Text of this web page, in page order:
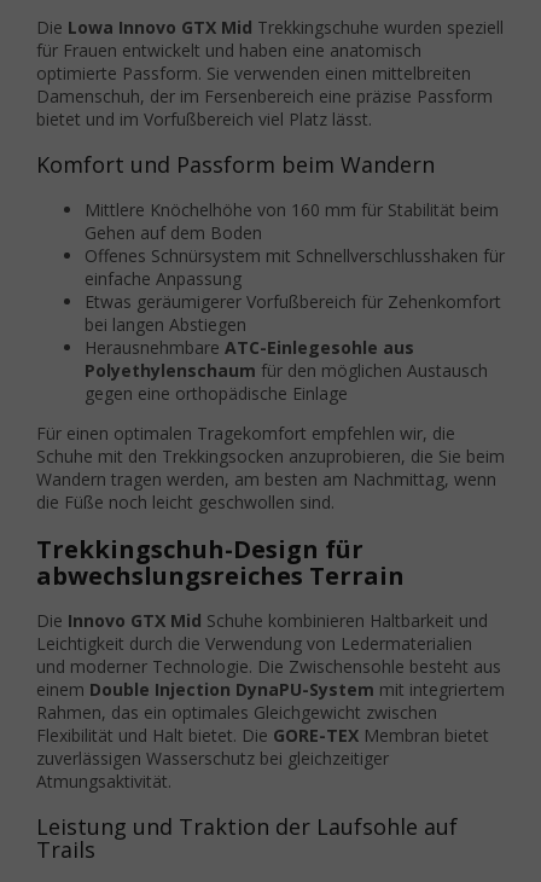
Die Lowa Innovo GTX Mid Trekkingschuhe wurden speziell
für Frauen entwickelt und haben eine anatomisch
optimierte Passform. Sie verwenden einen mittelbreiten
Damenschuh, der im Fersenbereich eine präzise Passform
bietet und im Vorfußbereich viel Platz lässt.
Komfort und Passform beim Wandern
Mittlere Knöchelhöhe von 160 mm für Stabilität beim
Gehen auf dem Boden
Offenes Schnürsystem mit Schnellverschlusshaken für
einfache Anpassung
Etwas geräumigerer Vorfußbereich für Zehenkomfort
bei langen Abstiegen
Herausnehmbare ATC-Einlegesohle aus
Polyethylenschaum für den möglichen Austausch
gegen eine orthopädische Einlage
Für einen optimalen Tragekomfort empfehlen wir, die
Schuhe mit den Trekkingsocken anzuprobieren, die Sie beim
Wandern tragen werden, am besten am Nachmittag, wenn
die Füße noch leicht geschwollen sind.
Trekkingschuh-Design für
abwechslungsreiches Terrain
Die Innovo GTX Mid Schuhe kombinieren Haltbarkeit und
Leichtigkeit durch die Verwendung von Ledermaterialien
und moderner Technologie. Die Zwischensohle besteht aus
einem Double Injection DynaPU-System mit integriertem
Rahmen, das ein optimales Gleichgewicht zwischen
Flexibilität und Halt bietet. Die GORE-TEX Membran bietet
zuverlässigen Wasserschutz bei gleichzeitiger
Atmungsaktivität.
Leistung und Traktion der Laufsohle auf
Trails